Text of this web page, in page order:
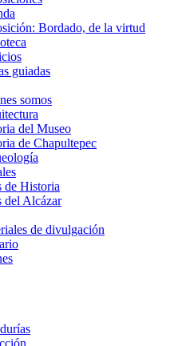
Bordado, de la virtud
guiadas
somos
del Museo
de Chapultepec
de Historia
del Alcázar
de divulgación